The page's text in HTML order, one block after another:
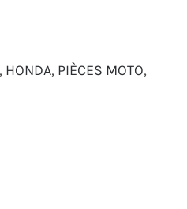
HONDA PIÈCES MOTO